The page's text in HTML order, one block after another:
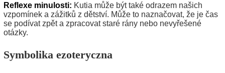
Reflexe minulosti: Kutia může být také odrazem našich
vzpomínek a zážitků z dětství. Může to naznačovat, že je čas
se podívat zpět a zpracovat staré rány nebo nevyřešené
otázky.
Symbolika ezoteryczna